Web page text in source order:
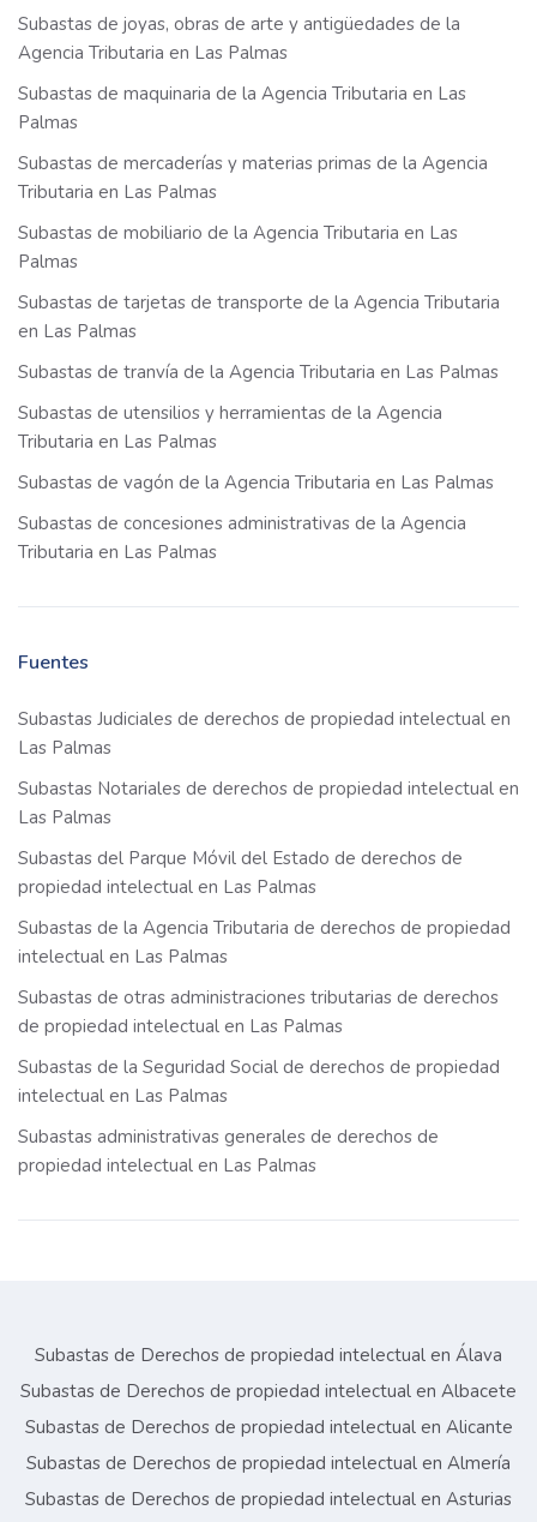
Subastas de joyas, obras de arte y antigüedades de la
Agencia Tributaria en Las Palmas
Subastas de maquinaria de la Agencia Tributaria en Las
Palmas
Subastas de mercaderías y materias primas de la Agencia
Tributaria en Las Palmas
Subastas de mobiliario de la Agencia Tributaria en Las
Palmas
Subastas de tarjetas de transporte de la Agencia Tributaria
en Las Palmas
Subastas de tranvía de la Agencia Tributaria en Las Palmas
Subastas de utensilios y herramientas de la Agencia
Tributaria en Las Palmas
Subastas de vagón de la Agencia Tributaria en Las Palmas
Subastas de concesiones administrativas de la Agencia
Tributaria en Las Palmas
Fuentes
Subastas Judiciales de derechos de propiedad intelectual en
Las Palmas
Subastas Notariales de derechos de propiedad intelectual en
Las Palmas
Subastas del Parque Móvil del Estado de derechos de
propiedad intelectual en Las Palmas
Subastas de la Agencia Tributaria de derechos de propiedad
intelectual en Las Palmas
Subastas de otras administraciones tributarias de derechos
de propiedad intelectual en Las Palmas
Subastas de la Seguridad Social de derechos de propiedad
intelectual en Las Palmas
Subastas administrativas generales de derechos de
propiedad intelectual en Las Palmas
Subastas de Derechos de propiedad intelectual en Álava
Subastas de Derechos de propiedad intelectual en Albacete
Subastas de Derechos de propiedad intelectual en Alicante
Subastas de Derechos de propiedad intelectual en Almería
Subastas de Derechos de propiedad intelectual en Asturias